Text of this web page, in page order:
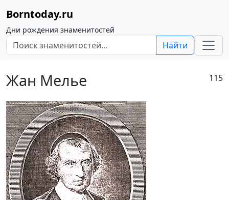
Borntoday.ru
Дни рождения знаменитостей
Найти
Жан Мелье 115